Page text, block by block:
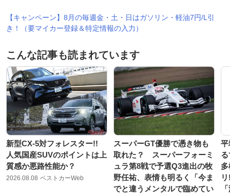
【キャンペーン】8月の毎週金・土・日はガソリン・軽油7円/L引
き！（要マイカー登録＆特定情報の入力）
こんな記事も読まれています
新型CX-5対フォレスター!!
人気国産SUVのポイントは上
質感か悪路性能か？
2026.08.08 ベストカーWeb
スーパーGT優勝で憑き物も
取れた？ スーパーフォーミ
ュラ第8戦で予選Q3進出の牧
野任祐、表情も明るく「今ま
でと違うメンタルで臨めてい